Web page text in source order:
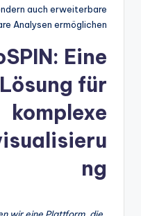
auch erweiterbare
Analysen ermöglichen.
Eine
für
komplexe
ng
wir eine Plattform, die